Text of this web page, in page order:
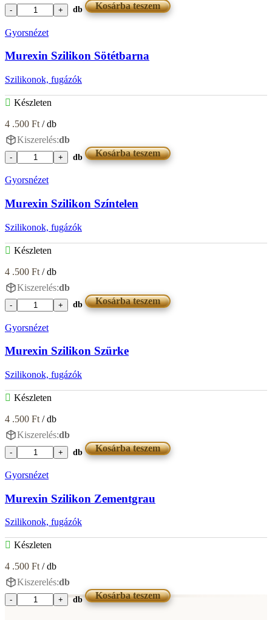
Murexin
Silbergrau
db Kosárba teszem
Gyorsnézet
Murexin Szilikon Sötétbarna
Szilikonok, fugázók
Készleten
4 .500 Ft / db
Kiszerelés:db
Murexin
Sötétbarna
db Kosárba teszem
Gyorsnézet
Murexin Szilikon Színtelen
Szilikonok, fugázók
Készleten
4 .500 Ft / db
Kiszerelés:db
Murexin
Színtelen
db Kosárba teszem
Gyorsnézet
Murexin Szilikon Szürke
Szilikonok, fugázók
Készleten
4 .500 Ft / db
Kiszerelés:db
Murexin
Szürke
db Kosárba teszem
Gyorsnézet
Murexin Szilikon Zementgrau
Szilikonok, fugázók
Készleten
4 .500 Ft/ db
Kiszerelés:db
Murexin
db Kosárba teszem